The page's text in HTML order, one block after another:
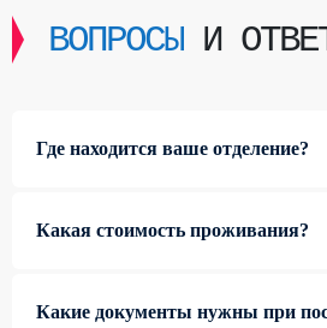
ВОПРОСЫИ
Где находится ваше отделение?
Какая стоимость проживания?
Какие документы нужны при